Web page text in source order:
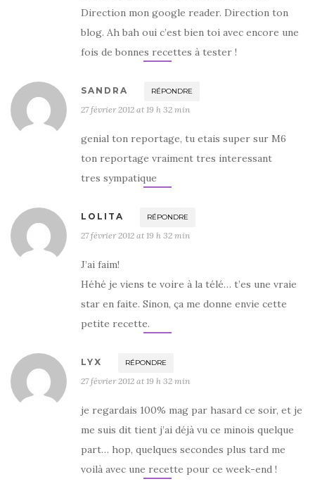
Direction mon google reader. Direction ton
blog. Ah bah oui c’est bien toi avec encore une
fois de bonnes recettes à tester !
SANDRA RÉPONDRE
27 février 2012 at 19 h 32 min
genial ton reportage, tu etais super sur M6
ton reportage vraiment tres interessant
tres sympatique
LOLITA RÉPONDRE
27 février 2012 at 19 h 32 min
J’ai faim!
Héhé je viens te voire à la télé… t’es une vraie
star en faite. Sinon, ça me donne envie cette
petite recette.
LYX RÉPONDRE
27 février 2012 at 19 h 32 min
je regardais 100% mag par hasard ce soir, et je
me suis dit tient j’ai déjà vu ce minois quelque
part… hop, quelques secondes plus tard me
voilà avec une recette pour ce week-end !